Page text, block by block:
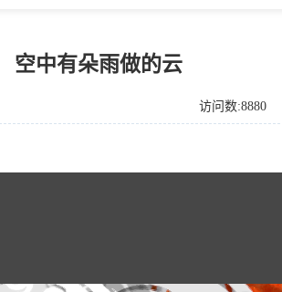
空中有朵雨做的云
访问数:8880